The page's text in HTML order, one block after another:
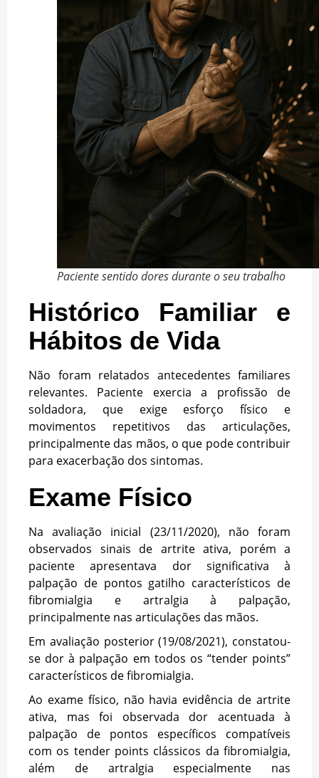
Paciente sentido dores durante o seu trabalho
Histórico Familiar e
Hábitos de Vida
Não foram relatados antecedentes familiares
relevantes. Paciente exercia a profissão de
soldadora, que exige esforço físico e
movimentos repetitivos das articulações,
principalmente das mãos, o que pode contribuir
para exacerbação dos sintomas.
Exame Físico
Na avaliação inicial (23/11/2020), não foram
observados sinais de artrite ativa, porém a
paciente apresentava dor significativa à
palpação de pontos gatilho característicos de
fibromialgia e artralgia à palpação,
principalmente nas articulações das mãos.
Em avaliação posterior (19/08/2021), constatou-
se dor à palpação em todos os “tender points”
característicos de fibromialgia.
Ao exame físico, não havia evidência de artrite
ativa, mas foi observada dor acentuada à
palpação de pontos específicos compatíveis
com os tender points clássicos da fibromialgia,
além de artralgia especialmente nas